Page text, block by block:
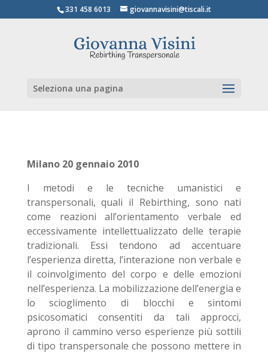
331 458 6013 giovannavisini@tiscali.it
Seleziona una pagina
Milano 20 gennaio 2010
I metodi e le tecniche umanistici e
transpersonali, quali il Rebirthing, sono nati
come reazioni all’orientamento verbale ed
eccessivamente intellettualizzato delle terapie
tradizionali. Essi tendono ad accentuare
l’esperienza diretta, l’interazione non verbale e
il coinvolgimento del corpo e delle emozioni
nell’esperienza. La mobilizzazione dell’energia e
lo scioglimento di blocchi e sintomi
psicosomatici consentiti da tali approcci,
aprono il cammino verso esperienze più sottili
di tipo transpersonale che possono mettere in